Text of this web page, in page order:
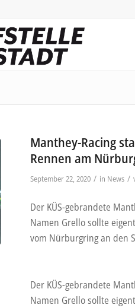
Manthey-Racing
Rennen am
September 22, 2020 / in News /
Der KÜS-gebrandete
Namen Grello sollte
vom Nürburgring an den
Der KÜS-gebrandete
Namen Grello sollte